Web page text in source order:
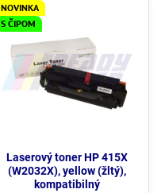
NOVINKA
S ČIPOM
Laserový toner HP 415X
(W2032X), yellow (žltý),
kompatibilný